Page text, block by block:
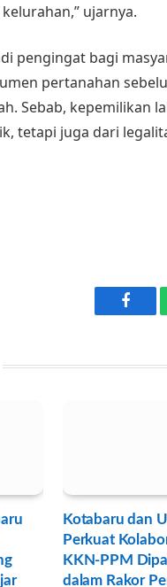
ujarnya.
pengingat bagi
pertanahan
Sebab, kepemilikan
tetapi juga dari
Kotabaru dan
Perkuat
KKN-PPM
dalam Rakor